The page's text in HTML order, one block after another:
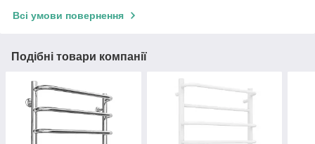
Всі умови повернення
Подібні товари компанії